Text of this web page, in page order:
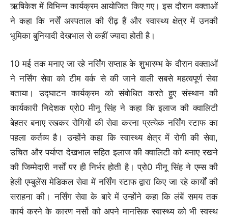
ऋषिकेश में विभिन्न कार्यक्रम आयोजित किए गए। इस दौरान वक्ताओं
ने कहा कि नर्सें अस्पताल की रीढ़ हैं और स्वास्थ्य क्षेत्र में उनकी
भूमिका बुनियादी देखभाल से कहीं ज्यादा होती है।
10 मई तक मनाए जा रहे नर्सिंग सप्ताह के शुभारम्भ के दौरान वक्ताओं
ने नर्सिंग सेवा को टीम वर्क से की जाने वाली सबसे महत्वपूर्ण सेवा
बताया। उद्घाटन कार्यक्रम को संबोधित करते हुए संस्थान की
कार्यकारी निदेशक प्रो0 मीनू सिंह ने कहा कि इलाज की क्वालिटी
बेहतर बनाए रखकर रोगियों की सेवा करना प्रत्येक नर्सिंग स्टाफ का
पहला कर्तव्य है। उन्होंने कहा कि स्वास्थ्य क्षेत्र में रोगी की सेवा,
उचित और पर्याप्त देखभाल सहित इलाज की क्वालिटी को बनाए रखने
की जिम्मेदारी नर्सों पर ही निर्भर होती है। प्रो0 मीनू सिंह ने एम्स की
हेली एम्बुलेंस मेडिकल सेवा में नर्सिंग स्टाफ द्वारा किए जा रहे कार्यों की
सराहना की। नर्सिंग सेवा के बारे में उन्होंने कहा कि लंबें समय तक
कार्य करने के कारण नर्सो को अपने मानसिक स्वास्थ्य को भी स्वस्थ